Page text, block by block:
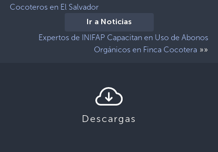
Cocoteros en El Salvador
Ir a Noticias
Expertos de INIFAP Capacitan en Uso de Abonos
Orgánicos en Finca Cocotera »»
Descargas